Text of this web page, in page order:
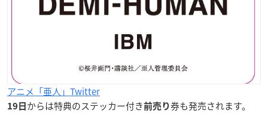
アニメ「亜人」Twitter
19日 からは特典のステッカー付き前売り券も発売されます。